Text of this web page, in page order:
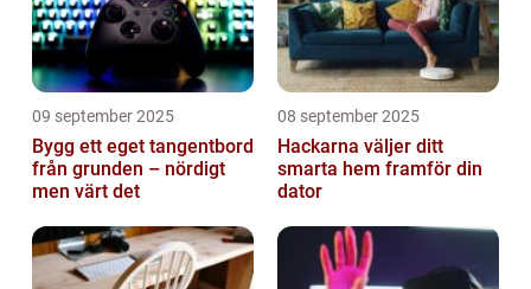
09 september 2025
Bygg ett eget tangentbord
från grunden – nördigt
men värt det
08 september 2025
Hackarna väljer ditt
smarta hem framför din
dator